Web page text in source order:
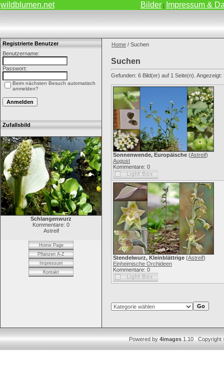
wildblumen.net Bilder | Impressum &
Registrierte Benutzer
Benutzername:
Passwort:
Beim nächsten Besuch automatisch
anmelden?
Zufallsbild
Schlangenwurz
Kommentare: 0
Astreif
Home Page
Pflanzen A-Z
Impressum
Kontakt
Home / Suchen
Suchen
Gefunden: 6 Bild(er) auf 1 Seite(n). Angezeigt:
Sonnenwende, Europäische (Astreif)
August
Kommentare: 0
Stendelwurz, Kleinblättrige (Astreif)
Einheimische Orchideen
Kommentare: 0
Powered by4images1.10 Copyright